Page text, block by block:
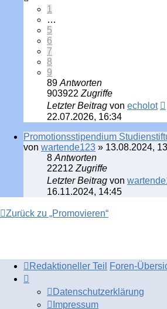
1
…
5
6
7
8
9
89 Antworten
903922 Zugriffe
Letzter Beitrag von echolot
22.07.2026, 16:34
Promotionsstipendium
von wartende123 » 13.08.2024,
8 Antworten
22212 Zugriffe
Letzter Beitrag von
16.11.2024, 14:45
Zurück zu „Promovieren“
Redaktioneller Teil Foren-
Datenschutzerklärung
Impressum